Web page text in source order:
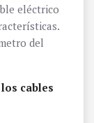
eléctrico
del
los cables